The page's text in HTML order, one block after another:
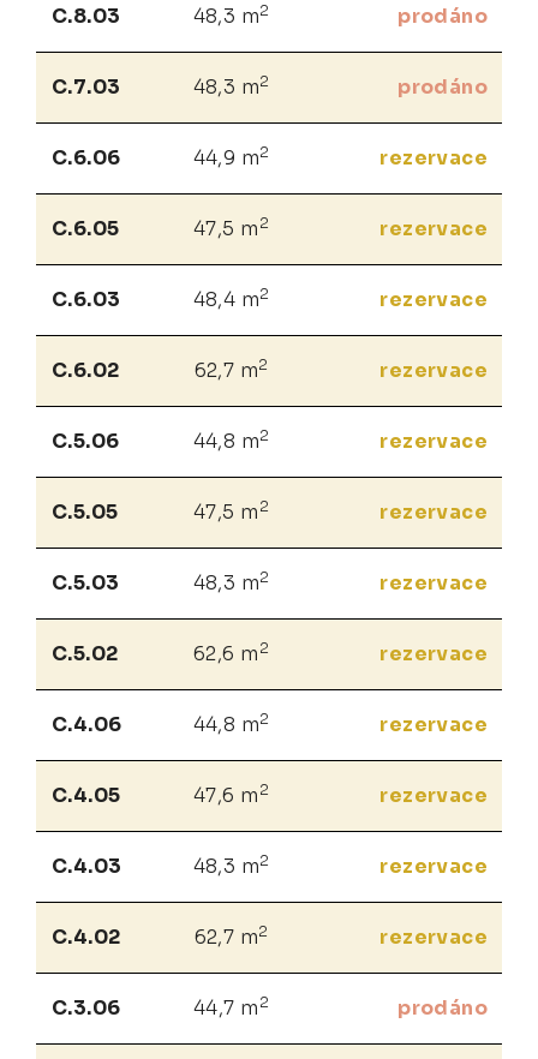
C.8.03 48,3 m2 prodáno
C.7.03 48,3 m2 prodáno
C.6.06 44,9 m2 rezervace
C.6.05 47,5 m 2 rezervace
C.6.03 48,4 m2 rezervace
C.6.02 62,7 m2 rezervace
C.5.06 44,8 m2 rezervace
C.5.05 47,5 m 2 rezervace
C.5.03 48,3 m2 rezervace
C.5.02 62,6 m 2 rezervace
C.4.06 44,8 m2 rezervace
C.4.05 47,6 m 2 rezervace
C.4.03 48,3 m2 rezervace
C.4.02 62,7 m2 rezervace
C.3.06 44,7 m 2 prodáno